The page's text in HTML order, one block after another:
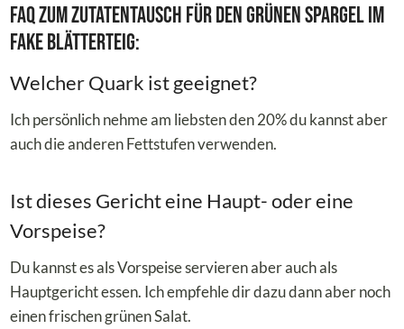
FAQ zum Zutatentausch für den Grünen Spargel im
Fake Blätterteig:
Welcher Quark ist geeignet?
Ich persönlich nehme am liebsten den 20% du kannst aber
auch die anderen Fettstufen verwenden.
Ist dieses Gericht eine Haupt- oder eine
Vorspeise?
Du kannst es als Vorspeise servieren aber auch als
Hauptgericht essen. Ich empfehle dir dazu dann aber noch
einen frischen grünen Salat.